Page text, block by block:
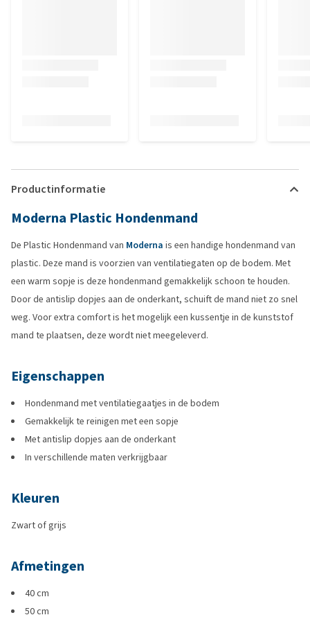
Productinformatie
Moderna Plastic Hondenmand
De Plastic Hondenmand van Moderna is een handige hondenmand van
plastic. Deze mand is voorzien van ventilatiegaten op de bodem. Met
een warm sopje is deze hondenmand gemakkelijk schoon te houden.
Door de antislip dopjes aan de onderkant, schuift de mand niet zo snel
weg. Voor extra comfort is het mogelijk een kussentje in de kunststof
mand te plaatsen, deze wordt niet meegeleverd.
Eigenschappen
Hondenmand met ventilatiegaatjes in de bodem
Gemakkelijk te reinigen met een sopje
Met antislip dopjes aan de onderkant
In verschillende maten verkrijgbaar
Kleuren
Zwart of grijs
Afmetingen
40 cm
50 cm